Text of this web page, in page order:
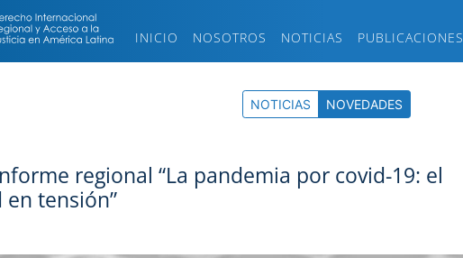
INICIO NOSOTROS NOTICIAS PUBLICACIONES
NOTICIAS NOVEDADES
regional “La pandemia por covid-19: el
tensión”